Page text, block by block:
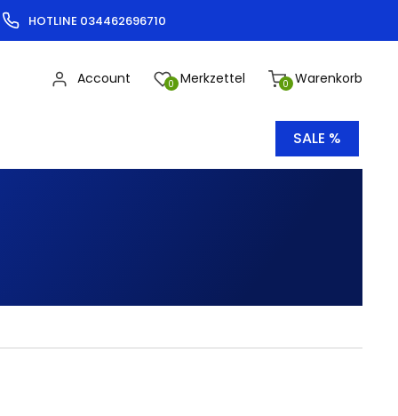
HOTLINE 034462696710
0 Warenkorb
0 Merkzettel
Account
SALE %